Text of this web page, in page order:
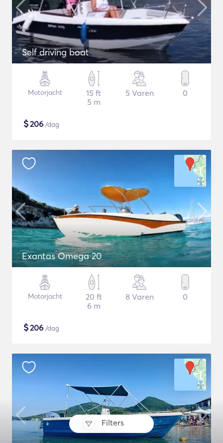
Filters
Self driving boat
Motorjacht
15 ft
5 m
5 Varen 0
$206 /dag
Exantas Omega 20
Motorjacht
20 ft
6 m
8 Varen 0
$206 /dag